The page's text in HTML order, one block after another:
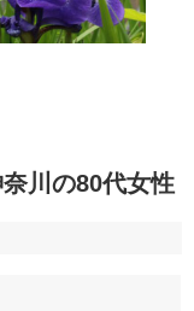
川の80代女性